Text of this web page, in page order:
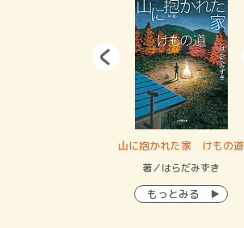
山に抱かれた家 けもの道
著／はらだみずき
もっとみる